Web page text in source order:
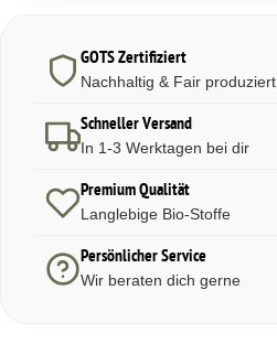
GOTS Zertifiziert
Nachhaltig & Fair produziert
Schneller Versand
In 1-3 Werktagen bei dir
Premium Qualität
Langlebige Bio-Stoffe
Persönlicher Service
Wir beraten dich gerne